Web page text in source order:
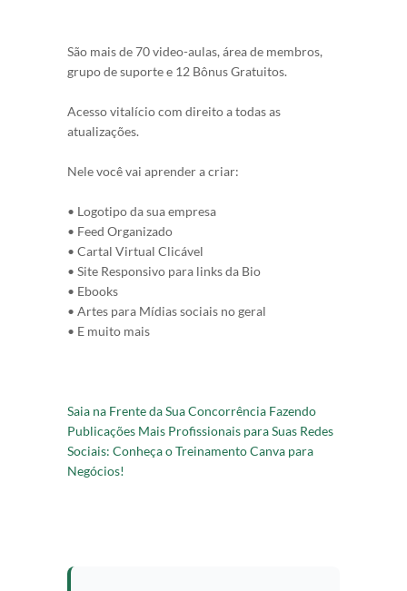
São mais de 70 video-aulas, área de membros,
grupo de suporte e 12 Bônus Gratuitos.
Acesso vitalício com direito a todas as
atualizações.
Nele você vai aprender a criar:
• Logotipo da sua empresa
• Feed Organizado
• Cartal Virtual Clicável
• Site Responsivo para links da Bio
• Ebooks
• Artes para Mídias sociais no geral
• E muito mais
Saia na Frente da Sua Concorrência Fazendo
Publicações Mais Profissionais para Suas Redes
Sociais: Conheça o Treinamento Canva para
Negócios!